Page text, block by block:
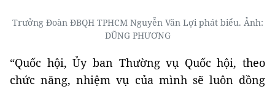
Trưởng Đoàn ĐBQH TPHCM Nguyễn Văn Lợi phát biểu. Ảnh:
DŨNG PHƯƠNG
“Quốc hội, Ủy ban Thường vụ Quốc hội, theo
chức năng, nhiệm vụ của mình sẽ luôn đồng